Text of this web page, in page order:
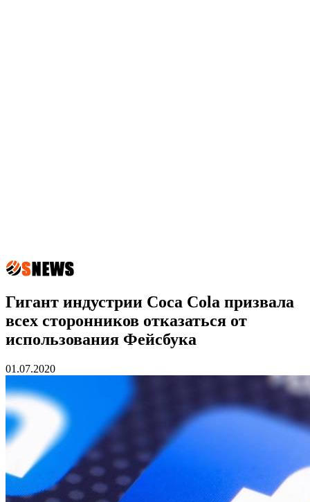
Гигант индустрии Coca Cola призвала
всех сторонников отказаться от
использования Фейсбука
01.07.2020